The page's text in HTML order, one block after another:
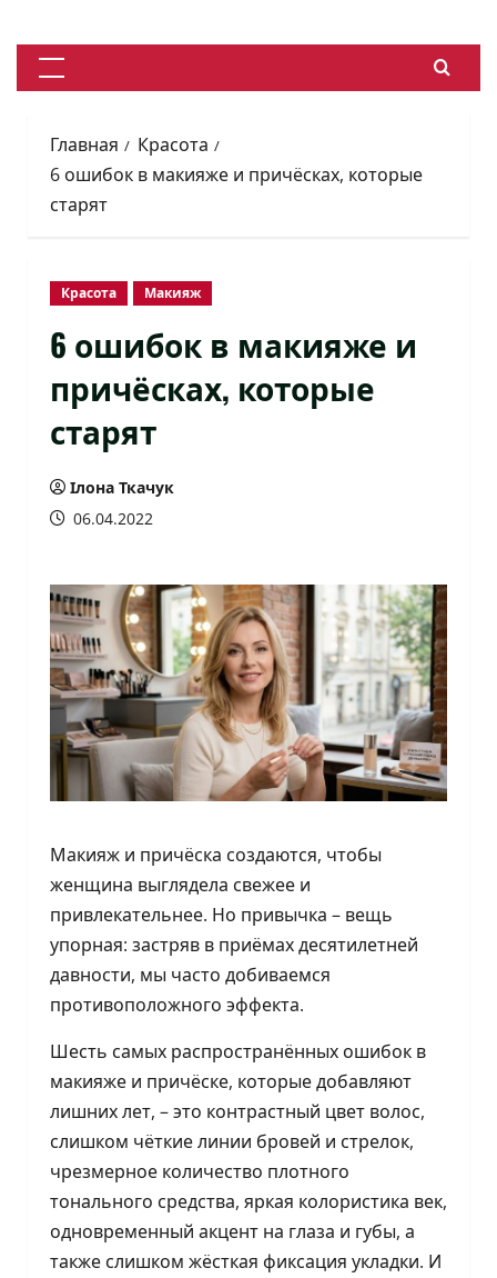
к
содержимому
Основное
Главная
Красота
6 ошибок в макияже и причёсках, которые
старят
Красота Макияж
6 ошибок в макияже и
причёсках, которые
старят
Ілона Ткачук
06.04.2022
Макияж и причёска создаются, чтобы
женщина выглядела свежее и
привлекательнее. Но привычка – вещь
упорная: застряв в приёмах десятилетней
давности, мы часто добиваемся
противоположного эффекта.
Шесть самых распространённых ошибок в
макияже и причёске, которые добавляют
лишних лет, – это контрастный цвет волос,
слишком чёткие линии бровей и стрелок,
чрезмерное количество плотного
тонального средства, яркая колористика век,
одновременный акцент на глаза и губы, а
также слишком жёсткая фиксация укладки. И